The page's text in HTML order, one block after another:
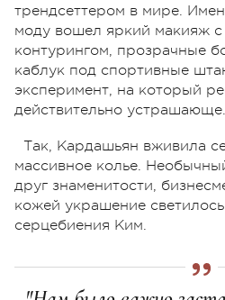
трендсеттером в мире.
моду вошел яркий макияж
контурингом, прозрачные
каблук под спортивные
эксперимент, на который
действительно устрашающе.
Так, Кардашьян вживила
массивное колье.
друг знаменитости,
кожей украшение
серцебиения Ким.